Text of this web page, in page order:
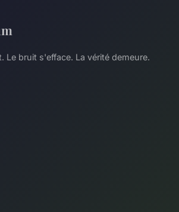
Le bruit s'efface. La vérité demeure.